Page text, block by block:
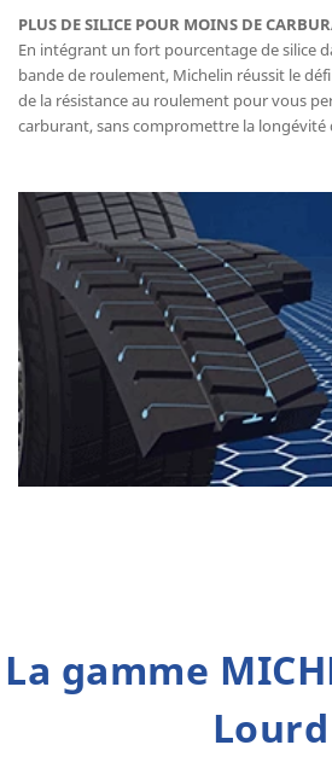
PLUS DE SILICE POUR MOINS DE
En intégrant un fort pourcentage de silice
bande de roulement, Michelin réussit le
de la résistance au roulement pour vous
carburant, sans compromettre la longévité
La gamme
Lourd